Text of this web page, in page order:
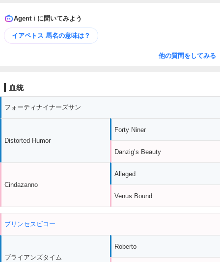
Agent i に聞いてみよう
イアペトス 馬名の意味は？
他の質問をしてみる
血統
フォーティナイナーズサン
Distorted Humor
Cindazanno
Forty Niner
Danzig’s Beauty
Alleged
Venus Bound
プリンセスビコー
ブライアンズタイム
Roberto